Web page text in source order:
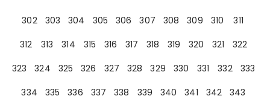
302
303 304 305 306 307 308 309 310
311
312
313 314 315 316 317 318 319 320 321
322
323
324 325 326 327 328 329 330 331 332
333
334
335 336 337 338 339 340 341 342
343